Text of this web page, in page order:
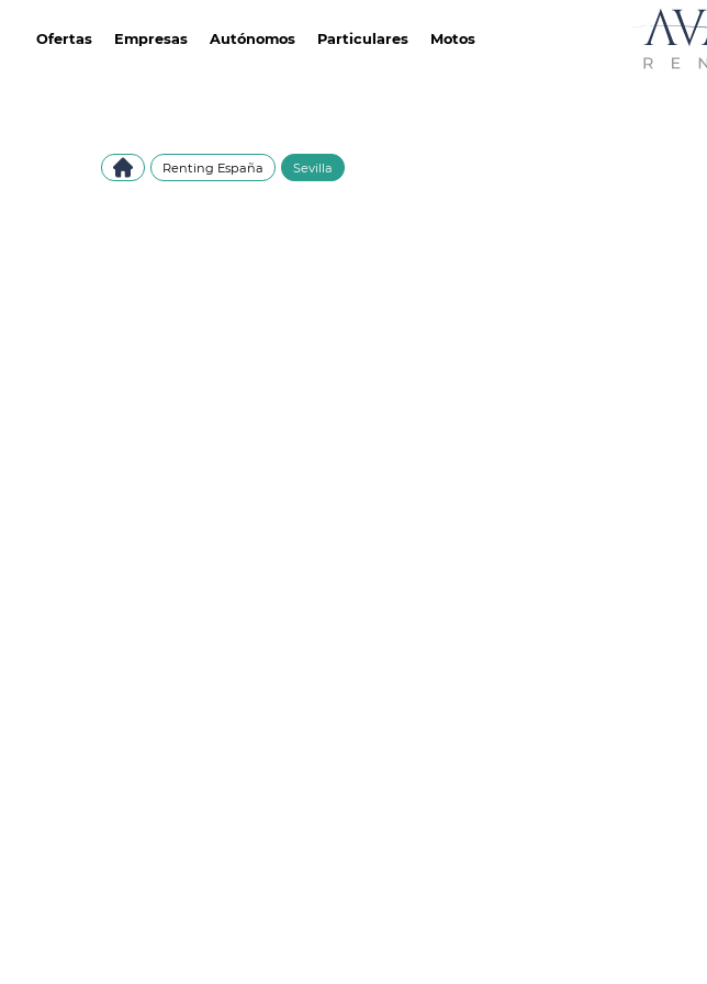
Ofertas Empresas Autónomos Particulares Motos
Renting España Sevilla